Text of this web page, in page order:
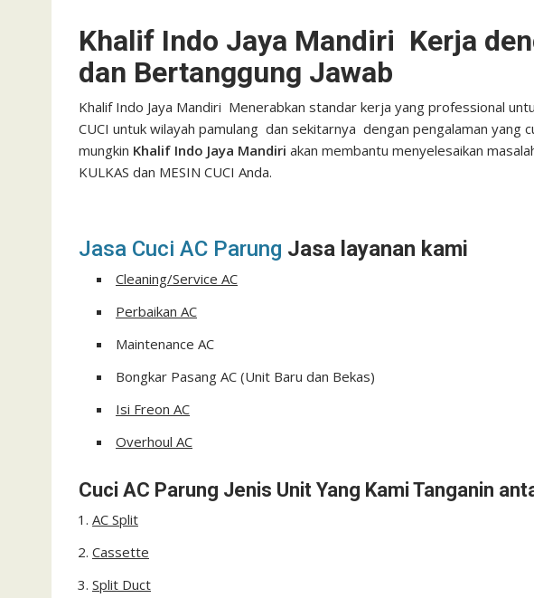
Khalif Indo Jaya Mandiri Kerja
dan Bertanggung Jawab
Khalif Indo Jaya Mandiri Menerabkan standar kerja yang professional
CUCI untuk wilayah pamulang dan sekitarnya dengan pengalaman yang
mungkin Khalif Indo Jaya Mandiri akan membantu menyelesaikan
KULKAS dan MESIN CUCI Anda.
Jasa Cuci AC Parung Jasa layanan kami
Cleaning/Service AC
Perbaikan AC
Maintenance AC
Bongkar Pasang AC (Unit Baru dan Bekas)
Isi Freon AC
Overhoul AC
Cuci AC Parung Jenis Unit Yang Kami Tanganin
AC Split
Cassette
Split Duct